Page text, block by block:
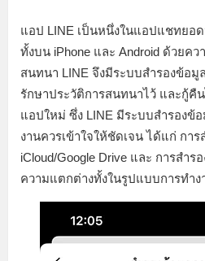
แอป LINE เป็นหนึ่งในแอปแชทยอ
ทั้งบน iPhone และ Android ด้วยค
สนทนา LINE จึงมีระบบสำรองข้อมู
รักษาประวัติการสนทนาไว้ และกู้คื
แอปใหม่ ซึ่ง LINE มีระบบสำรองข้
งานควรเข้าใจให้ชัดเจน ได้แก่ กา
iCloud/Google Drive และ การสำ
ความแตกต่างทั้งในรูปแบบการทำ